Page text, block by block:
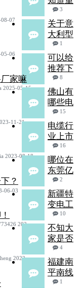
3
07
关于意
大利型
1
06
可以给
推荐下
家嘛
8
2025-05-15
佛山有
哪些电
15
11-21
电缆行
业上市
16
2023-08-18
哪位在
东莞亿
？
2
06-03
新疆特
变电工
10
2022-04-04
不知大
家是否
4
2022-02-23
福建南
平南线
1